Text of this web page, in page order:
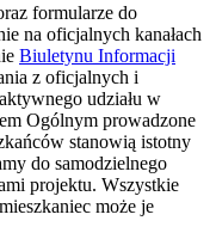
formularze do
na oficjalnych kanałach
Biuletynu Informacji
z oficjalnych i
udziału w
Ogólnym prowadzone
stanowią istotny
do samodzielnego
projektu. Wszystkie
może je